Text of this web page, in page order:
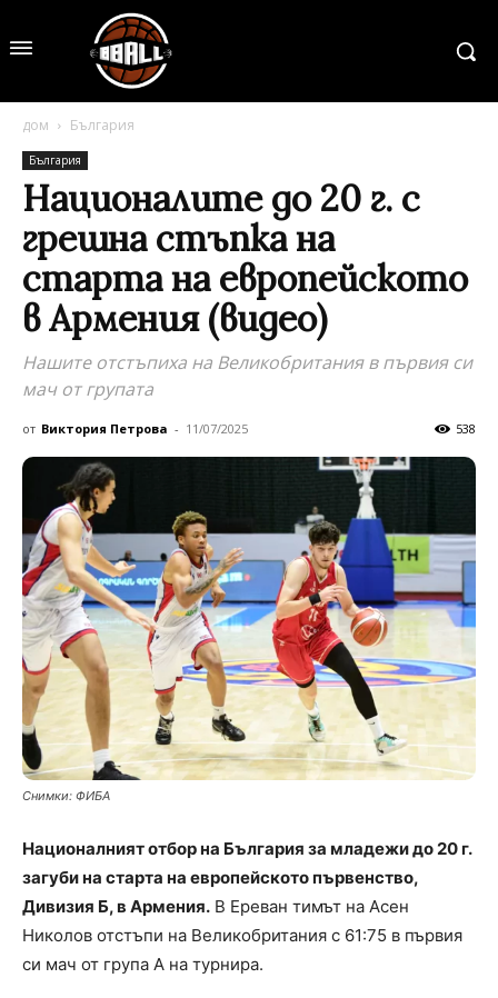
дом България
България
Националите до 20 г. с
грешна стъпка на
старта на европейското
в Армения (видео)
Нашите отстъпиха на Великобритания в първия си
мач от групата
от Виктория Петрова - 11/07/2025 538
Снимки: ФИБА
Националният отбор на България за младежи до 20 г.
загуби на старта на европейското първенство,
Дивизия Б, в Армения. В Ереван тимът на Асен
Николов отстъпи на Великобритания с 61:75 в първия
си мач от група А на турнира.